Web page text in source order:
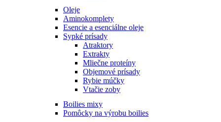
Oleje
Aminokomplety
Esencie a esenciálne oleje
Sypké prísady
Atraktory
Extrakty
Mliečne proteíny
Objemové prísady
Rybie múčky
Vtačie zoby
Boilies mixy
Pomôcky na výrobu boilies